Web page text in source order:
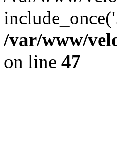
/var/www/
on line 47